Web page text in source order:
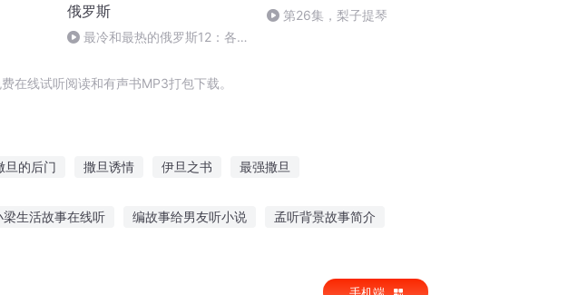
俄罗斯
最冷和最热的俄罗斯12：各
第26集，梨子提琴
在线试听阅读和有声书MP3打包下载。
旦的后门 撒旦诱情 伊旦之书 最强撒旦
梁生活故事在线听 编故事给男友听小说 孟听背景故事简介